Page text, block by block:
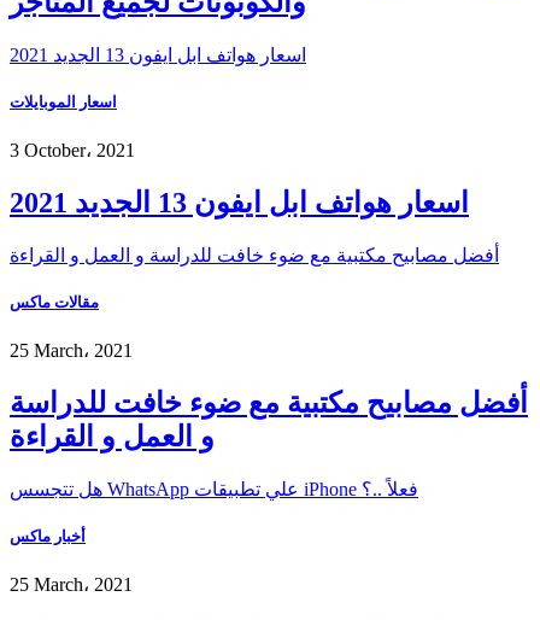
اسعار هواتف ابل ايفون 13 الجديد 2021
اسعار الموبايلات
3 October، 2021
اسعار هواتف ابل ايفون 13 الجديد 2021
أفضل مصابيح مكتبية مع ضوء خافت للدراسة و العمل و القراءة
مقالات ماكس
25 March، 2021
أفضل مصابيح مكتبية مع ضوء خافت للدراسة
و العمل و القراءة
هل تتجسس WhatsApp علي تطبيقات iPhone فعلاً ..؟
أخبار ماكس
25 March، 2021